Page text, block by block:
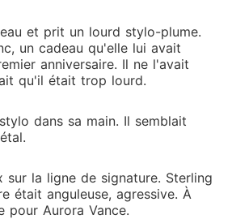
et prit un lourd stylo-plume.
un cadeau qu'elle lui avait
anniversaire. Il ne l'avait
qu'il était trop lourd.
dans sa main. Il semblait
sur la ligne de signature. Sterling
était anguleuse, agressive. À
pour Aurora Vance.